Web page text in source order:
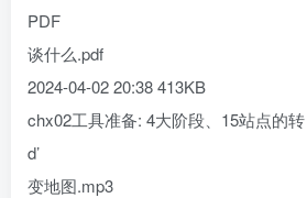
PDF
谈什么.pdf
2024-04-02 20:38 413KB
chx02工具准备: 4大阶段、15站点的转
d’
变地图.mp3